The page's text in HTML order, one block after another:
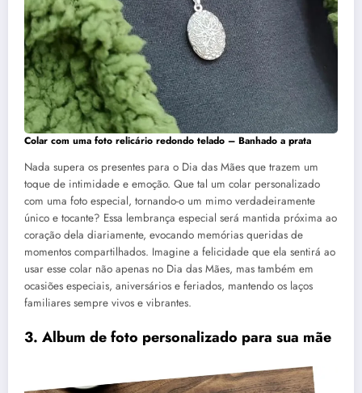
Colar com uma foto relicário redondo telado – Banhado a prata
Nada supera os presentes para o Dia das Mães que trazem um
toque de intimidade e emoção. Que tal um colar personalizado
com uma foto especial, tornando-o um mimo verdadeiramente
único e tocante? Essa lembrança especial será mantida próxima ao
coração dela diariamente, evocando memórias queridas de
momentos compartilhados. Imagine a felicidade que ela sentirá ao
usar esse colar não apenas no Dia das Mães, mas também em
ocasiões especiais, aniversários e feriados, mantendo os laços
familiares sempre vivos e vibrantes.
3. Album de foto personalizado para sua mãe